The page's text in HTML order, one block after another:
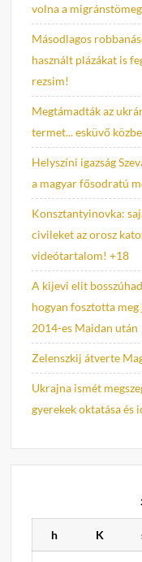
volna a migránstömeg
Másodlagos
használt plázákat is
rezsim!
Megtámadták az
termet... esküvő
Helyszíni igazság
a magyar fősodratú
Konsztantyinovka:
civileket az orosz
videótartalom! +18
A kijevi elit
hogyan fosztotta
2014-es Maidan után
Zelenszkij átverte
Ukrajna ismét
gyerekek oktatása és
h K